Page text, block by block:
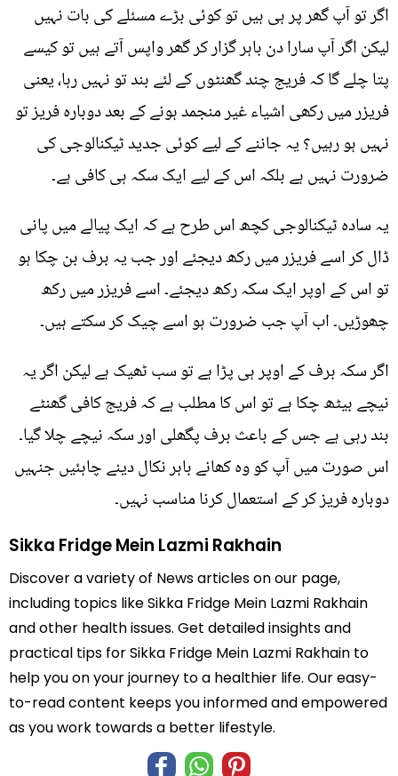
اگر تو آپ گھر پر ہی ہیں تو کوئی بڑے مسئلے کی بات نہیں
لیکن اگر آپ سارا دن باہر گزار کر گھر واپس آتے ہیں تو کیسے
پتا چلے گا کہ فریج چند گھنٹوں کے لئے بند تو نہیں رہا، یعنی
فریزر میں رکھی اشیاء غیر منجمد ہونے کے بعد دوبارہ فریز تو
نہیں ہو رہیں؟ یہ جاننے کے لیے کوئی جدید ٹیکنالوجی کی
ضرورت نہیں ہے بلکہ اس کے لیے ایک سکہ ہی کافی ہے۔
یہ سادہ ٹیکنالوجی کچھ اس طرح ہے کہ ایک پیالے میں پانی
ڈال کر اسے فریزر میں رکھ دیجئے اور جب یہ برف بن چکا ہو
تو اس کے اوپر ایک سکہ رکھ دیجئے۔ اسے فریزر میں رکھ
چھوڑیں۔ اب آپ جب ضرورت ہو اسے چیک کر سکتے ہیں۔
اگر سکہ برف کے اوپر ہی پڑا ہے تو سب ٹھیک ہے لیکن اگر یہ
نیچے بیٹھ چکا ہے تو اس کا مطلب ہے کہ فریج کافی گھنٹے
بند رہی ہے جس کے باعث برف پگھلی اور سکہ نیچے چلا گیا۔
اس صورت میں آپ کو وہ کھانے باہر نکال دینے چاہئیں جنہیں
دوبارہ فریز کر کے استعمال کرنا مناسب نہیں۔
Sikka Fridge Mein Lazmi Rakhain
Discover a variety of News articles on our page,
including topics like Sikka Fridge Mein Lazmi Rakhain
and other health issues. Get detailed insights and
practical tips for Sikka Fridge Mein Lazmi Rakhain to
help you on your journey to a healthier life. Our easy-
to-read content keeps you informed and empowered
as you work towards a better lifestyle.